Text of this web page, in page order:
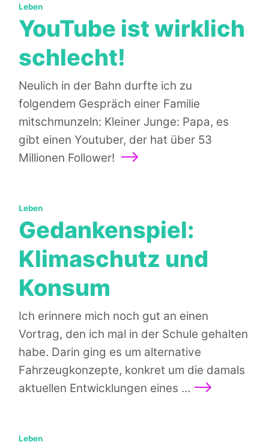
YouTube ist wirklich
schlecht!
Neulich in der Bahn durfte ich zu
folgendem Gespräch einer Familie
mitschmunzeln: Kleiner Junge: Papa, es
gibt einen Youtuber, der hat über 53
Millionen Follower! Weiterlesen
Kategorien:
Leben
Gedankenspiel:
Klimaschutz und
Konsum
Ich erinnere mich noch gut an einen
Vortrag, den ich mal in der Schule gehalten
habe. Darin ging es um alternative
Fahrzeugkonzepte, konkret um die damals
aktuellen Entwicklungen eines … Weiterlesen
Kategorien:
Leben
Kategorien:
Leben